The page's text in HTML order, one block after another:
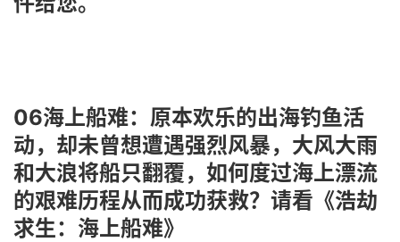
06海上船难：原本欢乐的出海钓鱼活
动，却未曾想遭遇强烈风暴，大风大雨
和大浪将船只翻覆，如何度过海上漂流
的艰难历程从而成功获救？请看《浩劫
求生：海上船难》